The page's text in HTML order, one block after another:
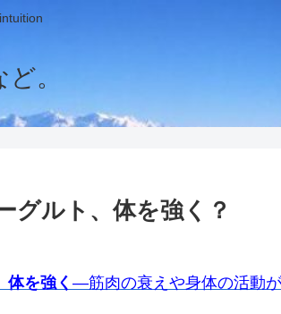
。
グルト、体を強く？
体を強く ―筋肉の衰えや身体の活動